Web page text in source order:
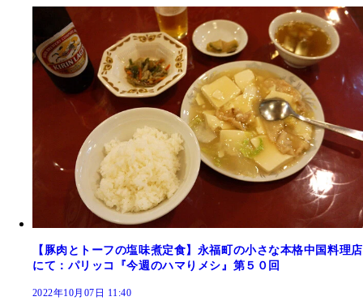
【豚肉とトーフの塩味煮定食】永福町の小さな本格中国料理店
にて：パリッコ『今週のハマりメシ』第５０回
2022年10月07日 11:40